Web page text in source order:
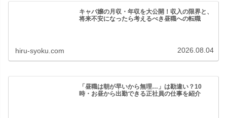
キャバ嬢の月収・年収を大公開！収入の限界と、
将来不安になったら考えるべき昼職への転職
hiru-syoku.com 2026.08.04
「昼職は朝が早いから無理…」は勘違い？10
時・お昼から出勤できる正社員の仕事を紹介